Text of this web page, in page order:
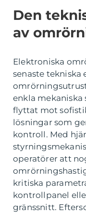
Den
av
Elektroniska
senaste tekniska
enkla mekaniska
flyttat mot
lösningar som
kontroll. Med
operatörer att
kritiska
kontrollpanel
gränssnitt.